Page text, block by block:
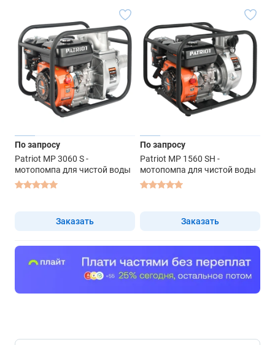
По запросу
Patriot MP 3060 S -
мотопомпа для чистой воды
Заказать
По запросу
Patriot MP 1560 SH -
мотопомпа для чистой воды
Заказать